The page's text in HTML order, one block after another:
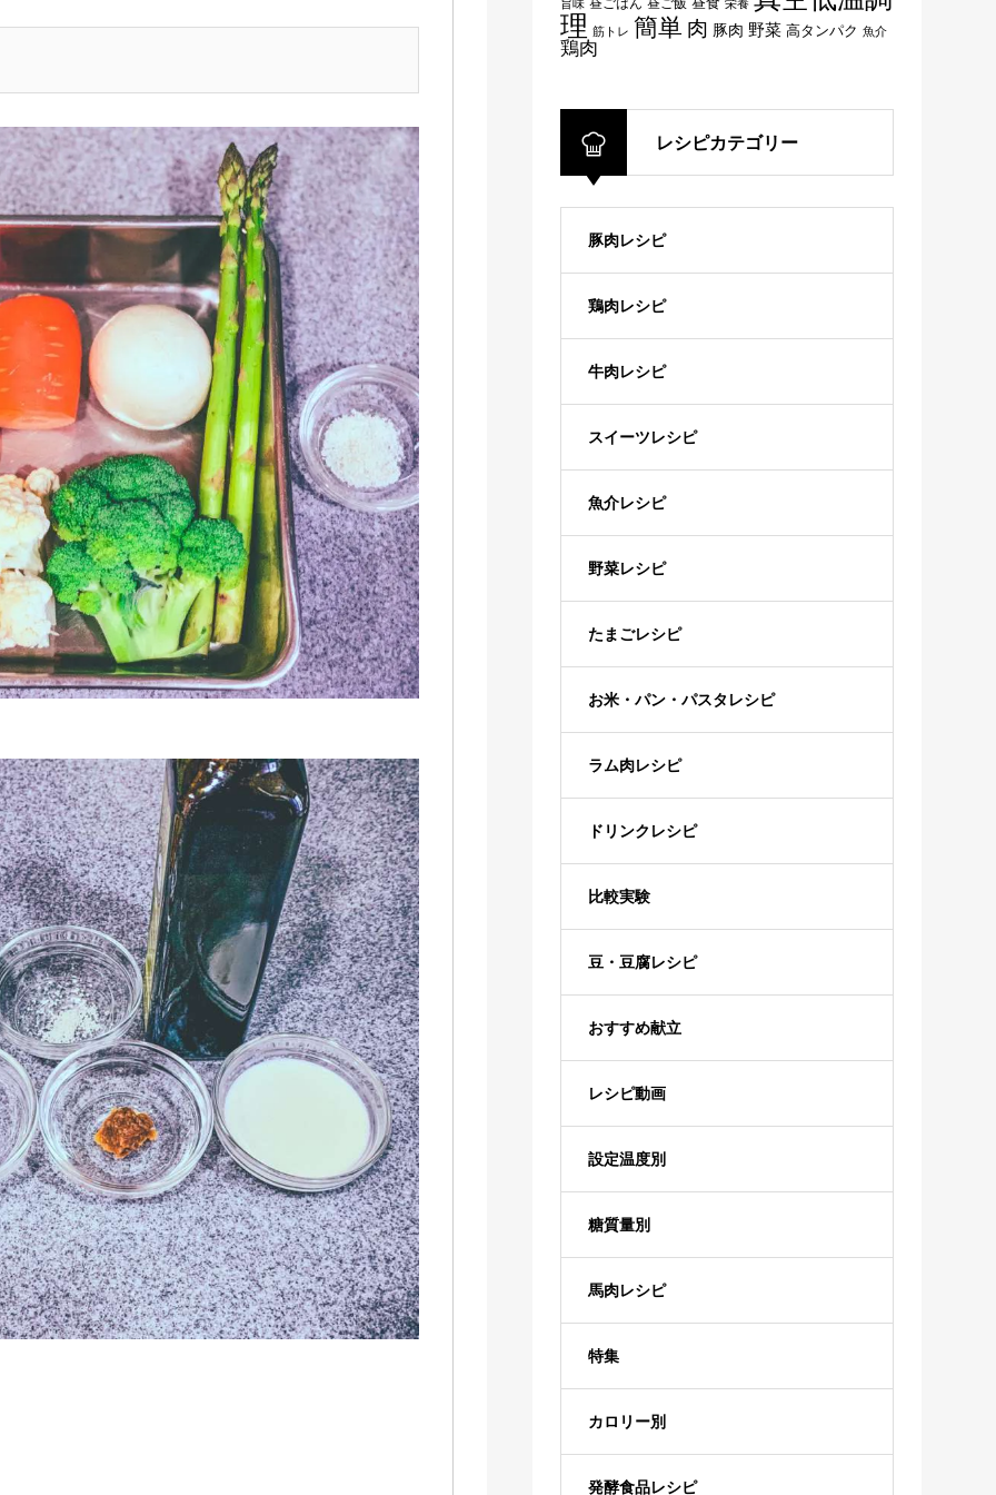
旨味 昼ごはん 昼食 栄養
理 筋トレ 簡単 肉 豚肉 野菜 高タンパク 魚介
鶏肉
レシピカテゴリー
豚肉レシピ
鶏肉レシピ
牛肉レシピ
スイーツレシピ
魚介レシピ
野菜レシピ
たまごレシピ
お米・パン・パスタレシピ
ラム肉レシピ
ドリンクレシピ
比較実験
豆・豆腐レシピ
おすすめ献立
レシピ動画
設定温度別
糖質量別
馬肉レシピ
特集
カロリー別
発酵食品レシピ